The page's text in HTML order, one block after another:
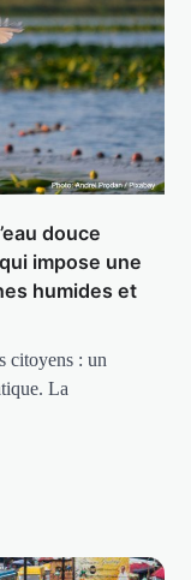
douce
impose une
humides et
citoyens : un
La